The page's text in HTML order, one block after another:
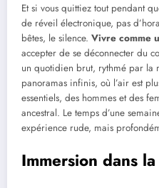
Et si vous quittiez tout pendant
de réveil électronique, pas
bêtes, le silence. Vivre comme
accepter de se déconnecter du
un quotidien brut, rythmé par la
panoramas infinis, où l’air est
essentiels, des hommes et des
ancestral. Le temps d’une
expérience rude, mais
Immersion dans